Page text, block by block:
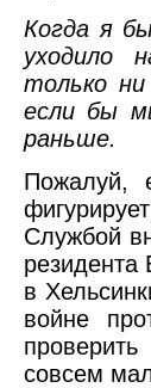
Когда я
уходило
только
если бы
раньше.
Пожалуй,
Службой
в
войне
совсем